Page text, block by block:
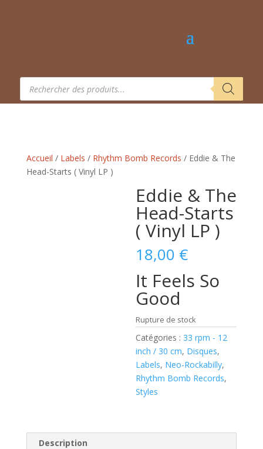
Recherche
produits
Accueil / Labels / Rhythm Bomb Records / Eddie & The
Head-Starts ( Vinyl LP )
Eddie & The
Head-Starts
( Vinyl LP )
18,00 €
It Feels So
Good
Rupture de stock
Catégories : 33 rpm - 12
inch / 30 cm, Disques,
Labels, Neo-Rockabilly,
Rhythm Bomb Records,
Styles
Description